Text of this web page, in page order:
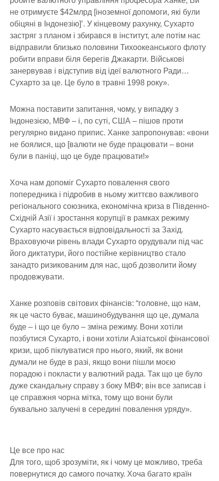
не отримуєте $42млрд [іноземної допомоги, які були
обіцяні в Індонезію]’. У кінцевому рахунку, Сухарто
застряг з планом і збирався в інститут, але потім нас
відправили близько половини Тихоокеанського флоту
робити вправи біля берегів Джакарти. Військові
занервував і відступив від ідеї валютного Ради…
Сухарто за це. Це було в травні 1998 року».
Можна поставити запитання, чому, у випадку з
Індонезією, МВФ – і, по суті, США – пішов проти
регулярно видано припис. Ханке запропонував: «вони
не боялися, що [валюти не буде працювати – вони
були в паніці, що це буде працювати!»
Хоча нам допоміг Сухарто повалення свого
попередника і підробив в ньому життєво важливого
регіонального союзника, економічна криза в Південно-
Східній Азії і зростання корупції в рамках режиму
Сухарто насувається відповідальності за Захід.
Враховуючи рівень влади Сухарто орудували під час
його диктатури, його постійне керівництво стало
занадто ризикованим для нас, щоб дозволити йому
продовжувати.
Ханке розповів світових фінансів: “головне, що нам,
як це часто буває, машинобудування що це, думала
буде – і що це було – зміна режиму. Вони хотіли
позбутися Сухарто, і вони хотіли Азіатської фінансової
кризи, щоб піклуватися про нього, який, як вони
думали не буде в разі, якщо вони пішли моєю
порадою і покласти у валютний рада. Так що це було
дуже скандальну справу з боку МВФ; він все записав і
це справжня чорна мітка, тому що вони були
буквально залучені в середині повалення уряду».
Це все про нас
Для того, щоб зрозуміти, як і чому це можливо, треба
повернутися до самого початку. Хоча багато країн